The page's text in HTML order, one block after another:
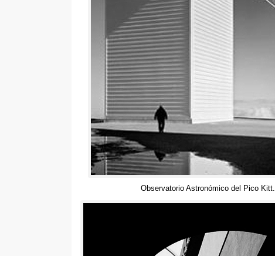
Observatorio Astronómico del Pico Kitt.